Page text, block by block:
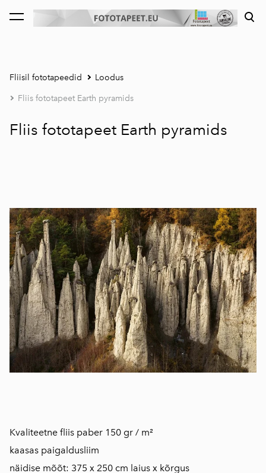
lisati ostukorvi. Vaata ostukorvi
Fliisil fototapeedid Loodus
Fliis fototapeet Earth pyramids
Fliis fototapeet Earth pyramids
Kvaliteetne fliis paber 150 gr / m²
kaasas paigaldusliim
näidise mõõt: 375 x 250 cm laius x kõrgus